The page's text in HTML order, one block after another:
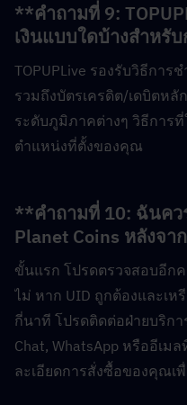
**คำถามที่ 9:
เงินแบบใดบ้างสำหรั
TOPUPLive รองรับวิธีการ
รวมถึงบัตรเครดิต/เดบิตหลั
ระดับภูมิภาคต่างๆ วิธีการ
ตำแหน่งที่ตั้งของคุณ
**คำถามที่ 10: ฉันคว
Planet Coins หลังจา
ขั้นแรก โปรดตรวจสอบอีก
ไม่ หาก UID ถูกต้องและเห
กี่นาที โปรดติดต่อฝ่ายบริกา
Chat, WhatsApp หรืออีเมล
ละเอียดการสั่งซื้อของคุณเ